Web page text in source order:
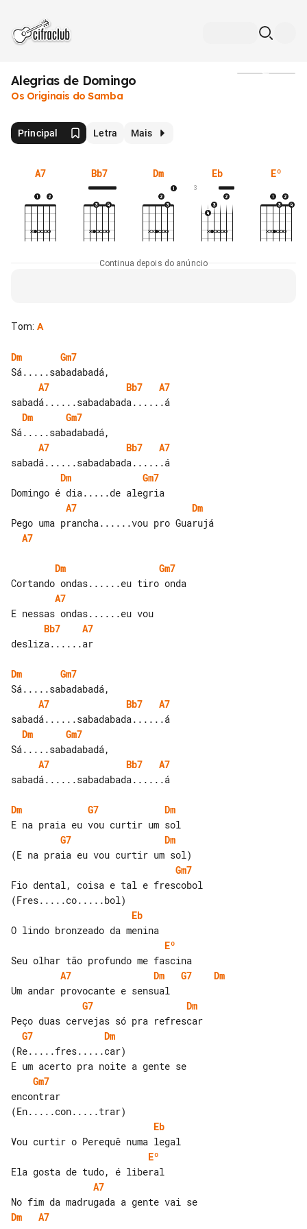
Alegrias de Domingo
Os Originais do Samba
Principal Letra Mais
A7 Bb7 Dm Eb
3
Eº
Continua depois do anúncio
Tom: A
Dm
Gm7
A7
Bb7
A7
Dm
Gm7
A7
Bb7
A7
Dm
Gm7
A7
Dm
A7
Dm
Gm7
A7
Bb7
A7
desliza......ar
Dm
Gm7
A7
Bb7
A7
Dm
Gm7
A7
Bb7
A7
sabadá......sabadabada......á
Dm G7
Dm
G7
Dm
Gm7
Fio dental, coisa e tal e frescobol
Eb
Eº
A7
Dm G7
Dm
G7
Dm
G7
Dm
(Re.....fres.....car)
Gm7
encontrar
Eb
Eº
A7
Dm
A7